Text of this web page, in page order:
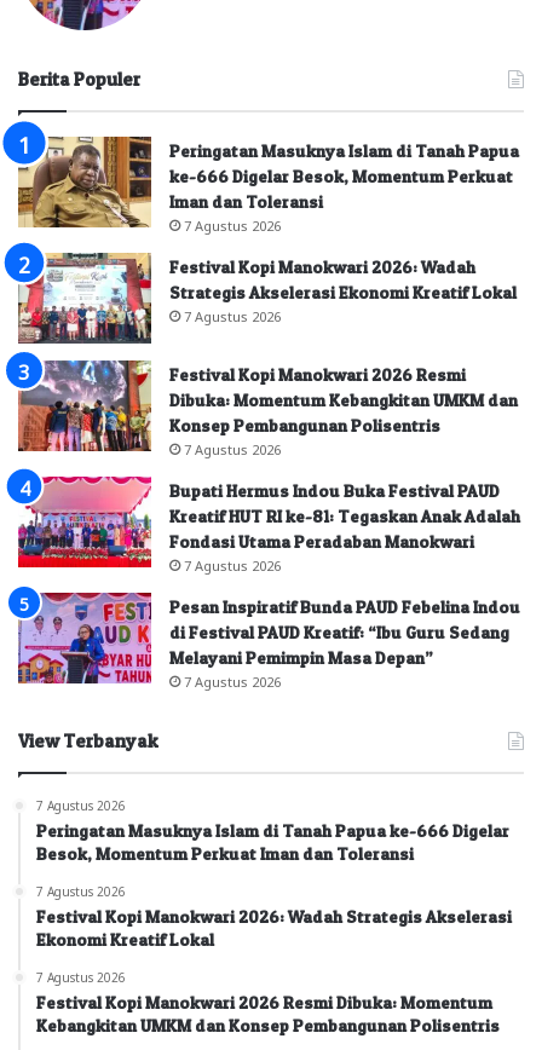
Berita Populer
Peringatan Masuknya Islam di Tanah Papua
ke-666 Digelar Besok, Momentum Perkuat
Iman dan Toleransi
7 Agustus 2026
Festival Kopi Manokwari 2026: Wadah
Strategis Akselerasi Ekonomi Kreatif Lokal
7 Agustus 2026
Festival Kopi Manokwari 2026 Resmi
Dibuka: Momentum Kebangkitan UMKM dan
Konsep Pembangunan Polisentris
7 Agustus 2026
Bupati Hermus Indou Buka Festival PAUD
Kreatif HUT RI ke-81: Tegaskan Anak Adalah
Fondasi Utama Peradaban Manokwari
7 Agustus 2026
Pesan Inspiratif Bunda PAUD Febelina Indou
di Festival PAUD Kreatif: “Ibu Guru Sedang
Melayani Pemimpin Masa Depan”
7 Agustus 2026
View Terbanyak
7 Agustus 2026
Peringatan Masuknya Islam di Tanah Papua ke-666 Digelar
Besok, Momentum Perkuat Iman dan Toleransi
7 Agustus 2026
Festival Kopi Manokwari 2026: Wadah Strategis Akselerasi
Ekonomi Kreatif Lokal
7 Agustus 2026
Festival Kopi Manokwari 2026 Resmi Dibuka: Momentum
Kebangkitan UMKM dan Konsep Pembangunan Polisentris